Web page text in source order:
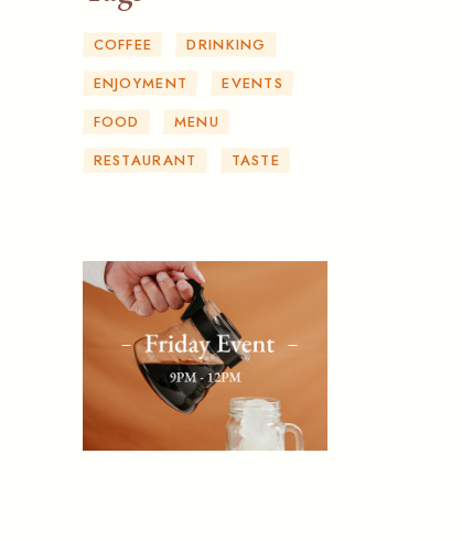
COFFEE
DRINKING
ENJOYMENT
EVENTS
FOOD
MENU
RESTAURANT
TASTE